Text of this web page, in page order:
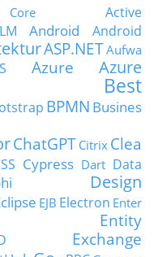
Active
Android
Android
ASP.NETAufwa
Azure
Azure
Best
BPMN Busines
ChatGPT Citrix Clea
Cypress Dart Data
Design
EJB Electron Enter
Entity
Exchange